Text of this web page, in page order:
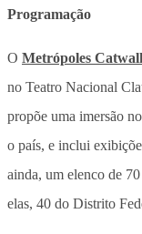
Programação
O Metrópoles
no Teatro Nacional
propõe uma imersão
o país, e inclui
ainda, um elenco de
elas, 40 do Distrito